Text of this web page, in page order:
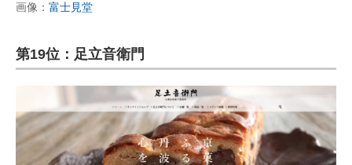
画像： 富士見堂
第19位：足立音衛門